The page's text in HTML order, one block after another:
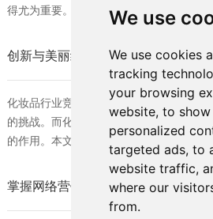
We use
We use cookies
tracking
your browsing
website, to
personalized
targeted ads, to
website traffic,
where our
from.
得尤为重要。对于希望在竞争激烈的市场
理的广告费用预算是确保营销效果的关键。 首先，我们需要明确
广告的收费模式。谷歌推广主要基于“每次
费。也就是说，每当用户点击投放的广告
用。广告费的具体计算不仅与行
化妆品行业竞争激烈，如何在众多品牌中
的挑战。而化妆品外包装作为品牌形象的
的作用。本文将深入探讨化妆品外包装如
略，帮助品牌提升市场竞争力。 首先，化妆品外包装的重要性不言而
喻。它不仅保护产品，还有助于提升产品
常会被包装的设计和视觉效果吸引，因此